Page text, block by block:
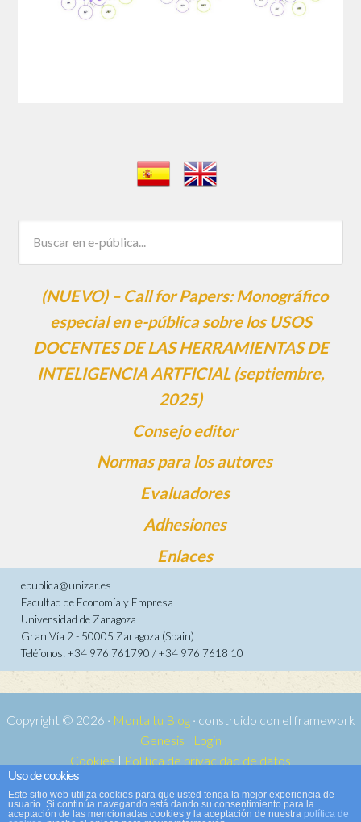
(NUEVO) – Call for Papers: Monográfico
especial en e-pública sobre los USOS
DOCENTES DE LAS HERRAMIENTAS DE
INTELIGENCIA ARTFICIAL (septiembre,
2025)
Consejo editor
Normas para los autores
Evaluadores
Adhesiones
Enlaces
epublica@unizar.es
Facultad de Economía y Empresa
Universidad de Zaragoza
Gran Vía 2 - 50005 Zaragoza (Spain)
Teléfonos: +34 976 761790 / +34 976 7618 10
Copyright © 2026 · Monta tu Blog· construido con el framework
Genesis | Login
Cookies | Política de privacidad de datos
Copyright © 2026 ·
WordPress·Acceder
Uso de cookies
Este sitio web utiliza cookies para que usted tenga la mejor experiencia de
usuario. Si continúa navegando está dando su consentimiento para la
aceptación de las mencionadas cookies y la aceptación de nuestra política de